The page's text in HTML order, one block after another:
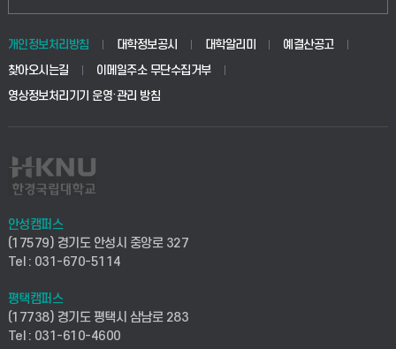
생명공학부
사회안전시스템공학부
컴퓨터응용수학부
ICT로봇기계공학부
전자전기공학부
교육대학원
학사시스템(전문학사 및 전공심화)
사이버캠퍼스(전문학사 및 전공심화)
시설바로처리서비스
연구실안전관리시스템
산학연구관리시스템
학생생활관(안성)
산학협력단
취업지원센터
창업지원센터
현장실습지원센터
개인정보처리방침 대학정보공시 대학알리미
예결산공고
찾아오시는길
이메일주소 무단수집거부
영상정보처리기기 운영·관리 방침
안성캠퍼스
(17579) 경기도 안성시 중앙로 327
Tel : 031-670-5114
평택캠퍼스
(17738) 경기도 평택시 삼남로 283
Tel : 031-610-4600